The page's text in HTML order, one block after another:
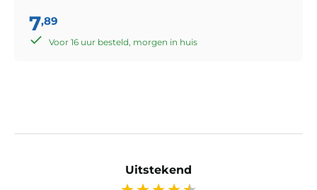
7,89
Voor 16 uur besteld, morgen in huis
Uitstekend